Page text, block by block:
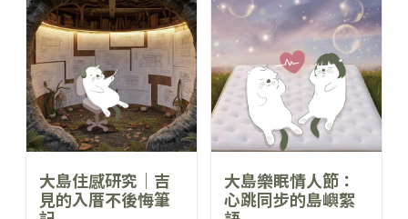
關機。醒來時人生未必變簡
單，但你，會變輕一點。
求更強，而是找到一個在盛
夏也能安心入睡的出口。
大島住感研究｜吉
見的入厝不後悔筆
大島樂眠情人節：
心跳同步的島嶼絮